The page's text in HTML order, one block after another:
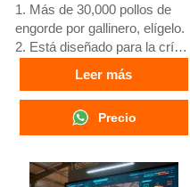
1. Más de 30,000 pollos de
engorde por gallinero, elígelo.
2. Está diseñado para la cría
de pollos de engorde de 1 a
45 días de edad, listos para el
mercado.
3. Su vida útil es de más de
20 años.
4. Su estructura es una fusión
inteligente artificial Vcloud,
Leer más
Precio